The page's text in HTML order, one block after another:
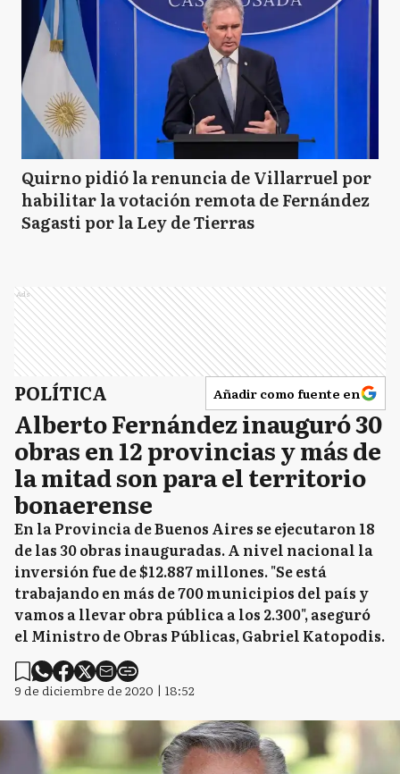
Quirno pidió la renuncia de Villarruel por
habilitar la votación remota de Fernández
Sagasti por la Ley de Tierras
Ads
POLÍTICA Añadir como fuente en
Alberto Fernández inauguró 30
obras en 12 provincias y más de
la mitad son para el territorio
bonaerense
En la Provincia de Buenos Aires se ejecutaron 18
de las 30 obras inauguradas. A nivel nacional la
inversión fue de $12.887 millones. "Se está
trabajando en más de 700 municipios del país y
vamos a llevar obra pública a los 2.300", aseguró
el Ministro de Obras Públicas, Gabriel Katopodis.
9 de diciembre de 2020 | 18:52